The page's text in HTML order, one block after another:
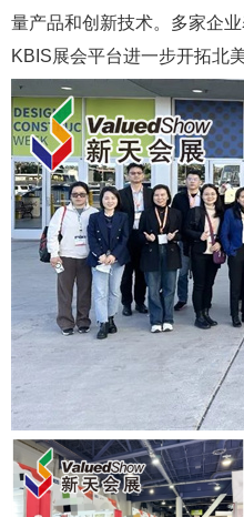
量产品和创新技术。多家企
KBIS展会平台进一步开拓北美